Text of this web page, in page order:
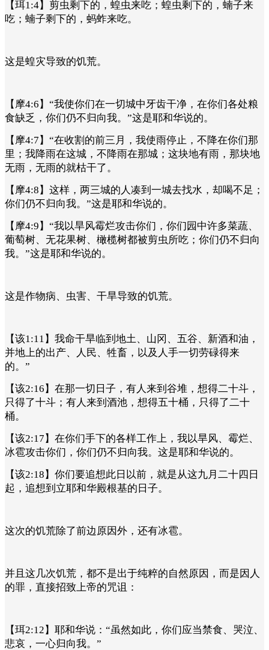
【珥1:4】剪虫剩下的，蝗虫来吃；蝗虫剩下的，蝻子来
吃；蝻子剩下的，蚂蚱来吃。
这是蝗灾导致的饥荒。
【摩4:6】“我使你们在一切城中牙齿干净，在你们各处粮
食缺乏，你们仍不归向我。”这是耶和华说的。
【摩4:7】“在收割的前三月，我使雨停止，不降在你们那
里；我降雨在这城，不降雨在那城；这块地有雨，那块地
无雨，无雨的就枯干了。
【摩4:8】这样，两三城的人凑到一城去找水，却喝不足；
你们仍不归向我。”这是耶和华说的。
【摩4:9】“我以旱风霉烂攻击你们，你们园中许多菜蔬、
葡萄树、无花果树、橄榄树都被剪虫所吃；你们仍不归向
我。”这是耶和华说的。
这是作物病、虫害、干旱导致的饥荒。
【该1:11】我命干旱临到地土、山冈、五谷、新酒和油，
并地上的出产、人民、牲畜，以及人手一切劳碌得来
的。”
【该2:16】在那一切日子，有人来到谷堆，想得二十斗，
只得了十斗；有人来到酒池，想得五十桶，只得了二十
桶。
【该2:17】在你们手下的各样工作上，我以旱风、霉烂、
冰雹攻击你们，你们仍不归向我。这是耶和华说的。
【该2:18】你们要追想此日以前，就是从这九月二十四日
起，追想到立耶和华殿根基的日子。
这次的饥荒除了前边原因外，还有冰雹。
并且这几次饥荒，都不是出于纯粹的自然原因，而是因人
的罪，直接招致上帝的咒诅：
【珥2:12】耶和华说：“虽然如此，你们应当禁食、哭泣、
悲哀，一心归向我。”